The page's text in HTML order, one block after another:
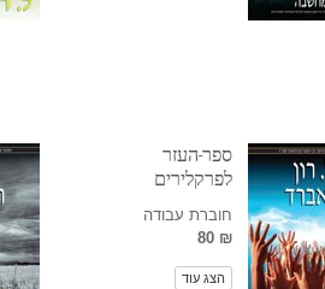
ספר-העזר
לפרקלירים
חוברת עבודה
₪ 80
הצג עוד